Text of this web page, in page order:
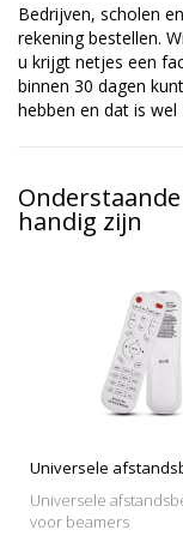
Bedrijven, scholen
rekening bestellen.
u krijgt netjes een
binnen 30 dagen
hebben en dat is wel
handig zijn
Universele
Universele
voor beamers